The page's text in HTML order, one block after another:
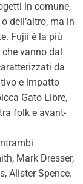
in comune,
dell’altro, ma in
Fujii è la più
vanno dal
da
e impatto
Gato Libre,
folk e avant-
Mark Dresser,
Alister Spence.